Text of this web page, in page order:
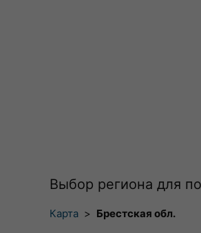
Выбор региона для
Карта > Брестская обл.